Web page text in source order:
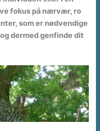
fokus på nærvær, ro
som er nødvendige
dermed genfinde dit